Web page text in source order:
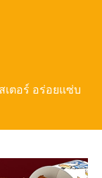
เตอร์ อร่อยแซ่บ